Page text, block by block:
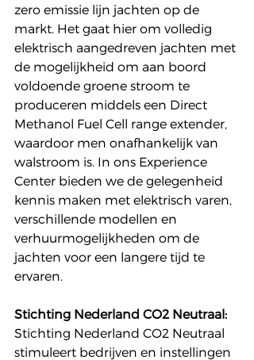
zero emissie lijn jachten op de
markt. Het gaat hier om volledig
elektrisch aangedreven jachten met
de mogelijkheid om aan boord
voldoende groene stroom te
produceren middels een Direct
Methanol Fuel Cell range extender,
waardoor men onafhankelijk van
walstroom is. In ons Experience
Center bieden we de gelegenheid
kennis maken met elektrisch varen,
verschillende modellen en
verhuurmogelijkheden om de
jachten voor een langere tijd te
ervaren.
Stichting Nederland CO2 Neutraal:
Stichting Nederland CO2 Neutraal
stimuleert bedrijven en instellingen